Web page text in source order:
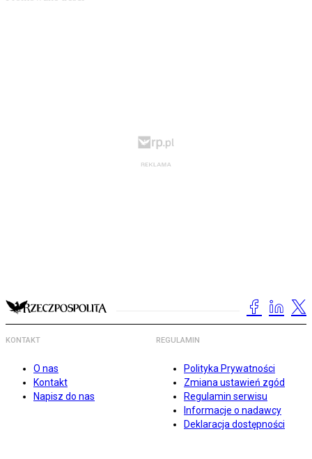
KONTAKT
O nas
Kontakt
Napisz do nas
REGULAMIN
Polityka Prywatności
Zmiana ustawień zgód
Regulamin serwisu
Informacje o nadawcy
Deklaracja dostępności